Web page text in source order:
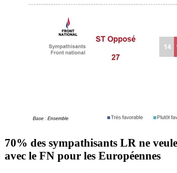
70% des sympathisants LR ne
avec le FN pour les Européennes